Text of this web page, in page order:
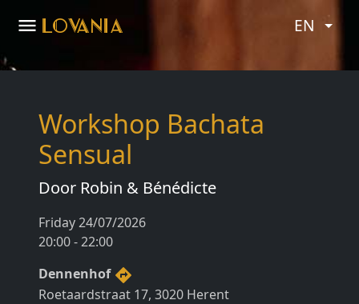
menu LOVANIA EN
Workshop Bachata
Sensual
Door Robin & Bénédicte
Friday 24/07/2026
20:00 - 22:00
Dennenhof directions
Roetaardstraat 17, 3020 Herent